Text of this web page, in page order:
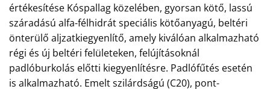
értékesítése Kóspallag közelében, gyorsan kötő, lassú
száradású alfa-félhidrát speciális kötőanyagú, beltéri
önterülő aljzatkiegyenlítő, amely kiválóan alkalmazható
régi és új beltéri felületeken, felújításoknál
padlóburkolás előtti kiegyenlítésre. Padlófűtés esetén
is alkalmazható. Emelt szilárdságú (C20), pont-